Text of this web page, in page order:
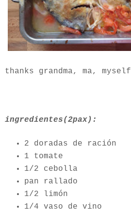
thanks grandma, ma, myself
ingredientes(2pax):
2 doradas de ración
1 tomate
1/2 cebolla
pan rallado
1/2 limón
1/4 vaso de vino